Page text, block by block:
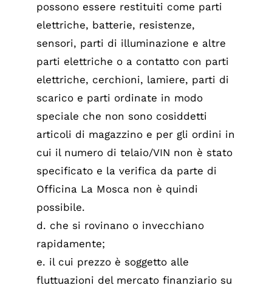
possono essere restituiti come parti
elettriche, batterie, resistenze,
sensori, parti di illuminazione e altre
parti elettriche o a contatto con parti
elettriche, cerchioni, lamiere, parti di
scarico e parti ordinate in modo
speciale che non sono cosiddetti
articoli di magazzino e per gli ordini in
cui il numero di telaio/VIN non è stato
specificato e la verifica da parte di
Officina La Mosca non è quindi
possibile.
d. che si rovinano o invecchiano
rapidamente;
e. il cui prezzo è soggetto alle
fluttuazioni del mercato finanziario su